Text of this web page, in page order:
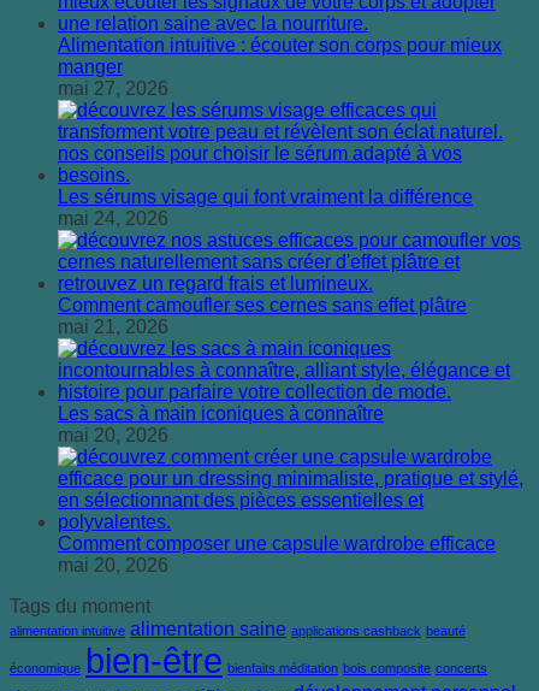
Alimentation intuitive : écouter son corps pour mieux
manger
mai 27, 2026
Les sérums visage qui font vraiment la différence
mai 24, 2026
Comment camoufler ses cernes sans effet plâtre
mai 21, 2026
Les sacs à main iconiques à connaître
mai 20, 2026
Comment composer une capsule wardrobe efficace
mai 20, 2026
Tags du moment
alimentation intuitive alimentation saine applications cashback beauté
économique bien-être bienfaits méditation bois composite concerts